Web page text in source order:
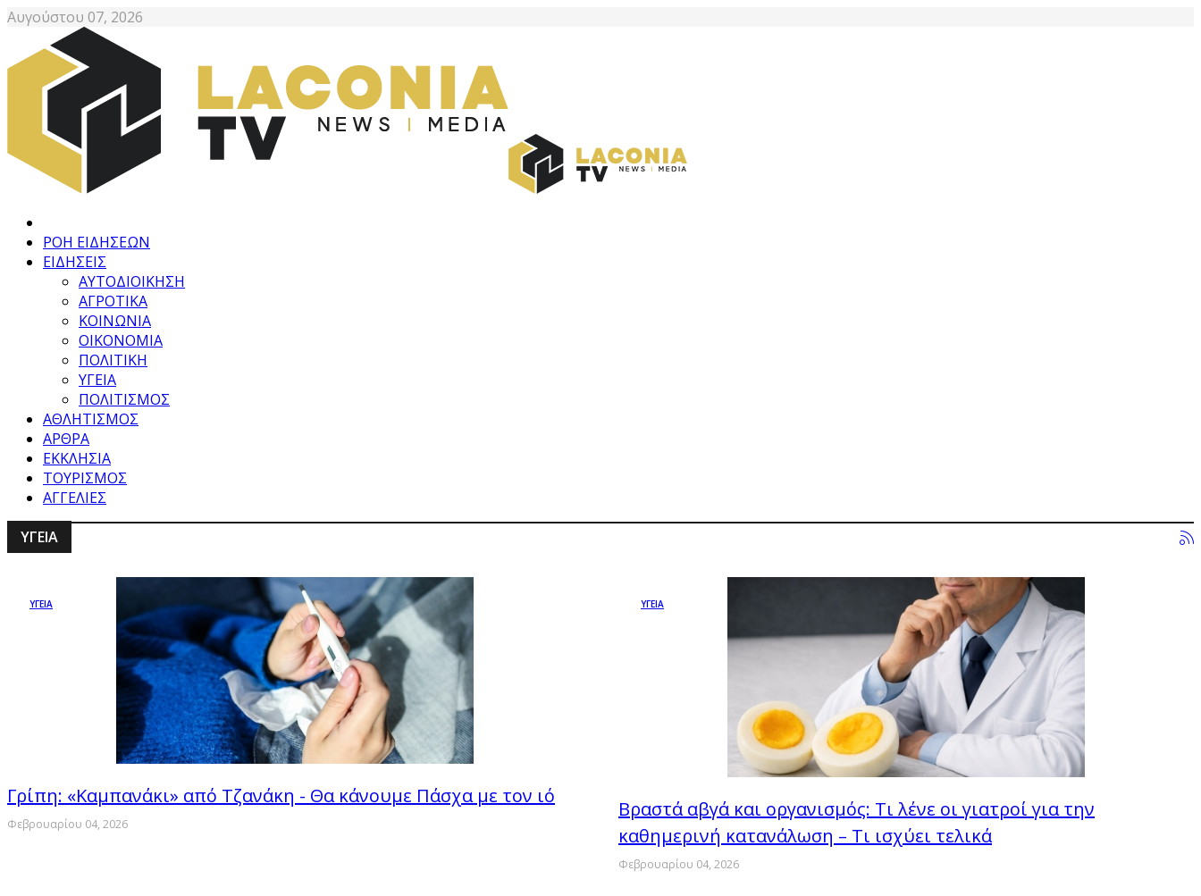
Αυγούστου 07, 2026
ΡΟΗ ΕΙΔΗΣΕΩΝ
ΕΙΔΗΣΕΙΣ
ΑΥΤΟΔΙΟΙΚΗΣΗ
ΑΓΡΟΤΙΚΑ
ΚΟΙΝΩΝΙΑ
ΟΙΚΟΝΟΜΙΑ
ΠΟΛΙΤΙΚΗ
ΥΓΕΙΑ
ΠΟΛΙΤΙΣΜΟΣ
ΑΘΛΗΤΙΣΜΟΣ
ΑΡΘΡΑ
ΕΚΚΛΗΣΙΑ
ΤΟΥΡΙΣΜΟΣ
ΑΓΓΕΛΙΕΣ
ΥΓΕΙΑ
ΥΓΕΙΑ
Γρίπη: «Καμπανάκι» από Τζανάκη - Θα κάνουμε Πάσχα με τον ιό
Φεβρουαρίου 04, 2026
ΥΓΕΙΑ
Βραστά αβγά και οργανισμός: Τι λένε οι γιατροί για την
καθημερινή κατανάλωση – Τι ισχύει τελικά
Φεβρουαρίου 04, 2026